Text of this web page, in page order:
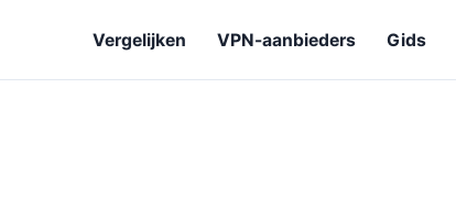
Vergelijken VPN-aanbieders Gids